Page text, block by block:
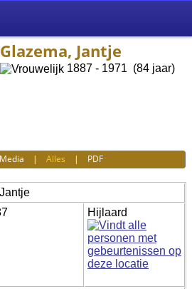
Glazema, Jantje
1887 - 1971 (84 jaar)
Media |Alles | PDF
Jantje
Hijlaard